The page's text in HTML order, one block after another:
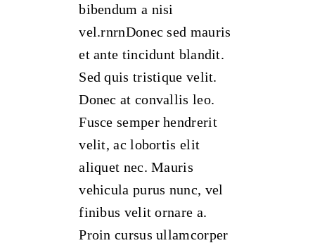
bibendum a nisi
vel.rnrnDonec sed mauris
et ante tincidunt blandit.
Sed quis tristique velit.
Donec at convallis leo.
Fusce semper hendrerit
velit, ac lobortis elit
aliquet nec. Mauris
vehicula purus nunc, vel
finibus velit ornare a.
Proin cursus ullamcorper